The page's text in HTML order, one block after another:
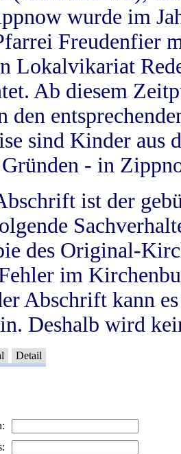
wurde im
Freudenfier
Lokalvikariat
Ab diesem
den
sind Kinder aus
- in
ist der
des Original-
im
Abschrift kann
Deshalb wird
Detail